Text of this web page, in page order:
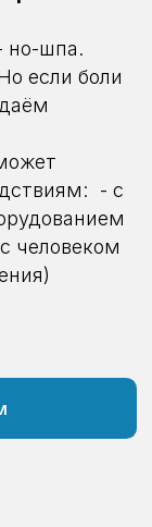
но-шпа.
если боли
- с
человеком